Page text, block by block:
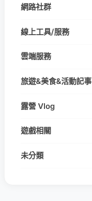
網路社群
線上工具/服務
雲端服務
旅遊&美食&活動記事
露營 Vlog
遊戲相關
未分類